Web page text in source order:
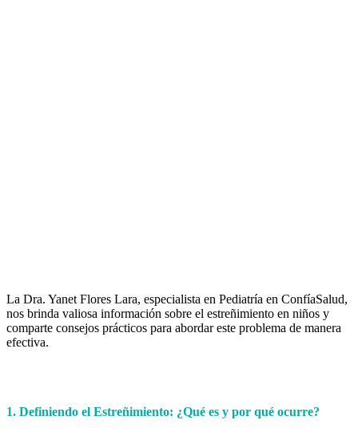
La Dra. Yanet Flores Lara, especialista en Pediatría en ConfíaSalud,
nos brinda valiosa información sobre el estreñimiento en niños y
comparte consejos prácticos para abordar este problema de manera
efectiva.
1. Definiendo el Estreñimiento: ¿Qué es y por qué ocurre?